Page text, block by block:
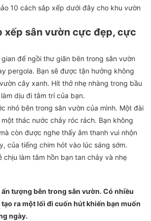
10 cách sắp xếp dưới đây cho khu vườn
xếp sân vườn cực đẹp, cực
để ngồi thư giãn bên trong sân vườn
pergola. Bạn sẽ được tận hưởng không
cây xanh. Hít thở nhẹ nhàng trong bầu
dịu đi tâm trí của bạn.
nhỏ bên trong sân vườn của mình. Một đài
thác nước chảy róc rách. Bạn không
còn được nghe thấy âm thanh vui nhộn
của tiếng chim hót vào lúc sáng sớm.
chịu làm tâm hồn bạn tan chảy và nhẹ
tượng bên trong sân vườn. Có nhiều
ra một lối đi cuốn hút khiến bạn muốn
ngày.